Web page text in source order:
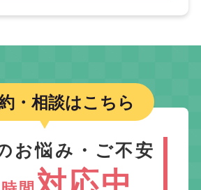
・相談はこちら
お悩み・ご不安
対応中